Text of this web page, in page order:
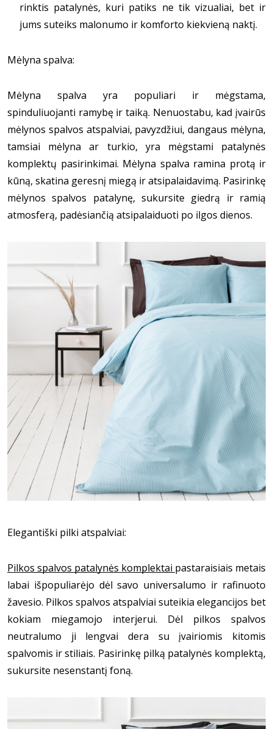
rinktis patalynės, kuri patiks ne tik vizualiai, bet ir
jums suteiks malonumo ir komforto kiekvieną naktį.
Mėlyna spalva:
Mėlyna spalva yra populiari ir mėgstama,
spinduliuojanti ramybę ir taiką. Nenuostabu, kad įvairūs
mėlynos spalvos atspalviai, pavyzdžiui, dangaus mėlyna,
tamsiai mėlyna ar turkio, yra mėgstami patalynės
komplektų pasirinkimai. Mėlyna spalva ramina protą ir
kūną, skatina geresnį miegą ir atsipalaidavimą. Pasirinkę
mėlynos spalvos patalynę, sukursite giedrą ir ramią
atmosferą, padėsiančią atsipalaiduoti po ilgos dienos.
Elegantiški pilki atspalviai:
Pilkos spalvos patalynės komplektai pastaraisiais metais
labai išpopuliarėjo dėl savo universalumo ir rafinuoto
žavesio. Pilkos spalvos atspalviai suteikia elegancijos bet
kokiam miegamojo interjerui. Dėl pilkos spalvos
neutralumo ji lengvai dera su įvairiomis kitomis
spalvomis ir stiliais. Pasirinkę pilką patalynės komplektą,
sukursite nesenstantį foną.